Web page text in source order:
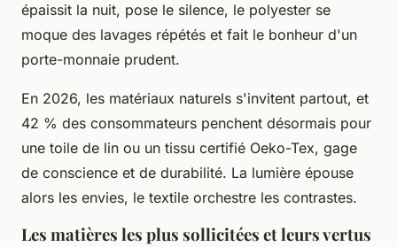
épaissit la nuit, pose le silence, le polyester se
moque des lavages répétés et fait le bonheur d'un
porte-monnaie prudent.
En 2026, les matériaux naturels s'invitent partout, et
42 % des consommateurs penchent désormais pour
une toile de lin ou un tissu certifié Oeko-Tex, gage
de conscience et de durabilité. La lumière épouse
alors les envies, le textile orchestre les contrastes.
Les matières les plus sollicitées et leurs vertus